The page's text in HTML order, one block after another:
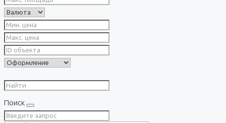
Поиск